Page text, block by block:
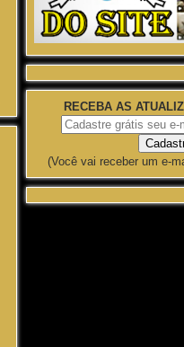
RECEBA AS
(Você vai receber um e-